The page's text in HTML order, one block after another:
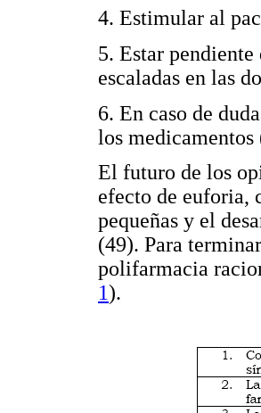
4. Estimular al
5. Estar
escaladas en las
6. En caso de
los medicamentos
El futuro de los
efecto de euforia,
pequeñas y el
(49). Para
polifarmacia
1).